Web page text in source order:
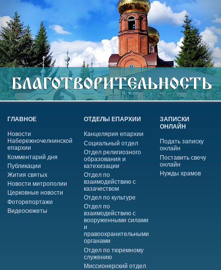
ГЛАВНОЕ
Новости
Набережночелнинской
епархии
Комментарий дня
Публикации
Жития святых
Новости митрополии
Церковные новости
Фоторепортажи
Видеосюжеты
ОТДЕЛЫ ЕПАРХИИ
Канцелярия епархии
Социальный отдел
Отдел религиозного
образования и
катехизации
Отдел по
взаимодействию с
казачеством
Отдел по культуре
Отдел по
взаимодействию с
вооруженными силами
и
правоохранительными
органами
Отдел по тюремному
служению
Миссионерский отдел
ЗАПИСКИ
ОНЛАЙН
Подать записку
онлайн
Поставить свечу
онлайн
Нужды храмов